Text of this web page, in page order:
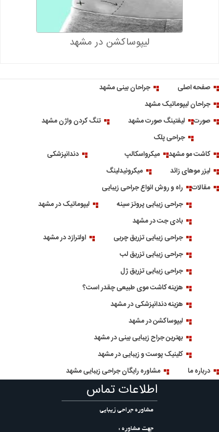
لیپوساکشن در مشهد
صفحه اصلی
جراحان بینی مشهد
جراحان لیپوماتیک مشهد
صورت
لیفتینگ صورت مشهد
تنگ کردن واژن مشهد
جراحی پلک
کاشت مو مشهد
میکرواسکالپ
دندانپزشکی
لیزر موهای زائد
میکرونیدلینگ
مقالات
راه و روش انواع جراحی زیبایی
جراحی زیبایی پروتز سینه
لیپوماتیک در مشهد
بادی جت در مشهد
جراحی زیبایی تزریق چربی
اولترازد در مشهد
جراحی زیبایی تزریق لب
جراحی زیبایی تزریق ژل
هزینه کاشت موی طبیعی چقدر است؟
هزینه دندانپزشکی در مشهد
لیپوساکشن در مشهد
بهترین جراح زیبایی بینی در مشهد
کلینیک پوست و زیبایی در مشهد
درباره ما
مشاوره رایگان جراحی زیبایی مشهد
اطلاعات تماس
مشاوره جراحی زیبایی
جهت مشاوره :